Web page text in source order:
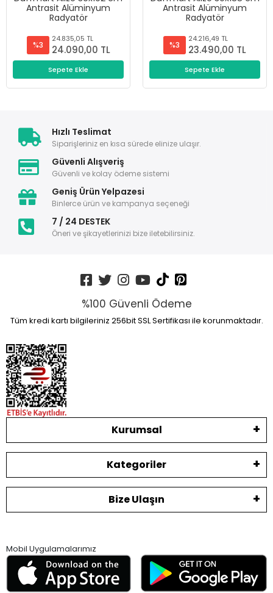
Antrasit Alüminyum
Radyatör
%3
24.835,05 TL
24.090,00 TL
Sepete Ekle
Antrasit Alüminyum
Radyatör
%3
24.216,49 TL
23.490,00 TL
Sepete Ekle
Hızlı Teslimat
Siparişleriniz en kısa sürede elinize ulaşır.
Güvenli Alışveriş
Güvenli ve kolay ödeme sistemi
Geniş Ürün Yelpazesi
Binlerce ürün ve kampanya seçeneği
7 / 24 DESTEK
Öneri ve şikayetlerinizi bize iletebilirsiniz.
%100 Güvenli Ödeme
Tüm kredi kartı bilgileriniz 256bit SSL Sertifikası ile korunmaktadır.
Kurumsal
Kategoriler
Bize Ulaşın
Mobil Uygulamalarımız